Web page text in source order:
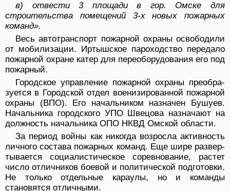
в) отвести 3 площади в гор. Омске для
строитель­ства помещений 3-х новых пожарных
команд».
Весь автотранспорт пожарной охраны освободили
от мобилизации. Иртышское пароходство передало
пожарной охране катер для переоборудования его под
пожарный.
Городское управление пожарной охраны преобра­
зуется в Городской отдел военизированной пожарной
охраны (ВПО). Его начальником назначен Бушуев.
Начальника городского УПО Швецова назначают на
должность начальника ОПО НКВД Омской области.
За период войны как никогда возросла активность
личного состава пожарных команд. Еще шире развер­
тывается социалистическое соревнование, растет
чис­ло отличников боевой и политической подготовки.
Не только отдельные караулы, но и команды
становятся отличными.